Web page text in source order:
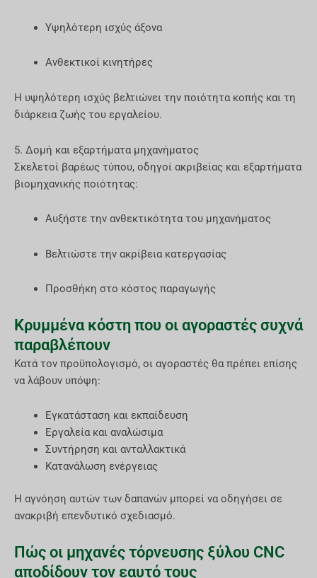
Υψηλότερη ισχύς άξονα
Ανθεκτικοί κινητήρες
Η υψηλότερη ισχύς βελτιώνει την ποιότητα κοπής και τη
διάρκεια ζωής του εργαλείου.
5. Δομή και εξαρτήματα μηχανήματος
Σκελετοί βαρέως τύπου, οδηγοί ακριβείας και εξαρτήματα
βιομηχανικής ποιότητας:
Αυξήστε την ανθεκτικότητα του μηχανήματος
Βελτιώστε την ακρίβεια κατεργασίας
Προσθήκη στο κόστος παραγωγής
Κρυμμένα κόστη που οι αγοραστές συχνά
παραβλέπουν
Κατά τον προϋπολογισμό, οι αγοραστές θα πρέπει επίσης
να λάβουν υπόψη:
Εγκατάσταση και εκπαίδευση
Εργαλεία και αναλώσιμα
Συντήρηση και ανταλλακτικά
Κατανάλωση ενέργειας
Η αγνόηση αυτών των δαπανών μπορεί να οδηγήσει σε
ανακριβή επενδυτικό σχεδιασμό.
Πώς οι μηχανές τόρνευσης ξύλου CNC
αποδίδουν τον εαυτό τους